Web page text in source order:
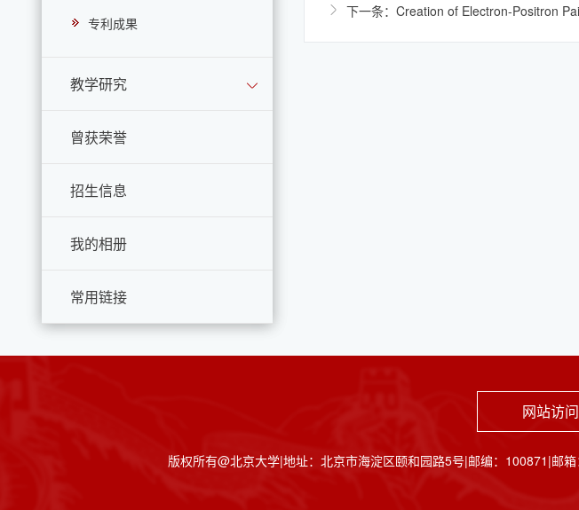
专利成果
教学研究
曾获荣誉
招生信息
我的相册
常用链接
下一条：Creation of Electron-Positron
网站访问
版权所有@北京大学|地址：北京市海淀区颐和园路5号|邮编：100871|邮